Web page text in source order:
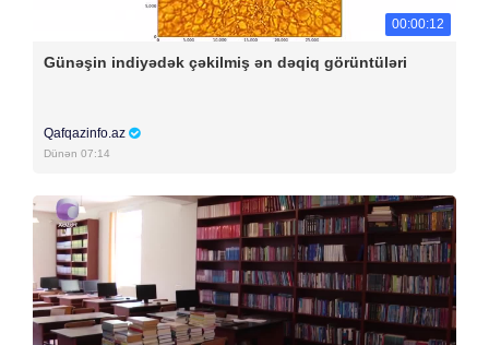
00:00:12
Günəşin indiyədək çəkilmiş ən dəqiq görüntüləri
Qafqazinfo.az
Dünən 07:14